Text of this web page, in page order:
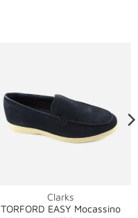
Clarks
TORFORD EASY Mocassino